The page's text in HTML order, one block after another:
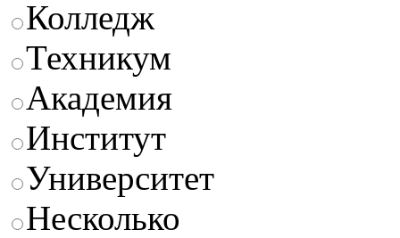
Колледж
Техникум
Академия
Институт
Университет
Несколько